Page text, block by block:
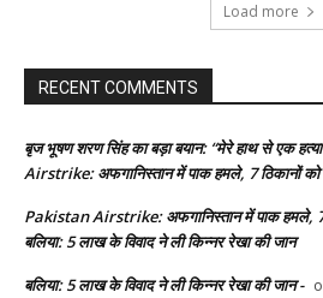
Load more
RECENT COMMENTS
बृज भूषण शरण सिंह का बड़ा बयान: “मेरे हाथ से एक
Airstrike: अफगानिस्तान में पाक हमले, 7 ठिकानों को
Pakistan Airstrike: अफगानिस्तान में पाक हमले, 7
बलिया: 5 लाख के विवाद ने ली किन्नर रेखा की जान
बलिया: 5 लाख के विवाद ने ली किन्नर रेखा की जान -